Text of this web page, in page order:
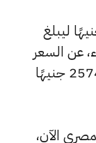
عيار 12 ارتفاعًا بقيمة 3 جنيهًا ليبلغ
للشراء، عن السعر
السابق الذي كان 2586 جنيهًا للبيع و2574 جنيهًا
الآن،